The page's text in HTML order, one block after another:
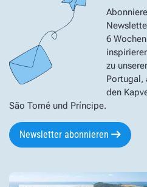
6
zu
Portugal,
den
São Tomé und Príncipe.
Newsletter abonnieren